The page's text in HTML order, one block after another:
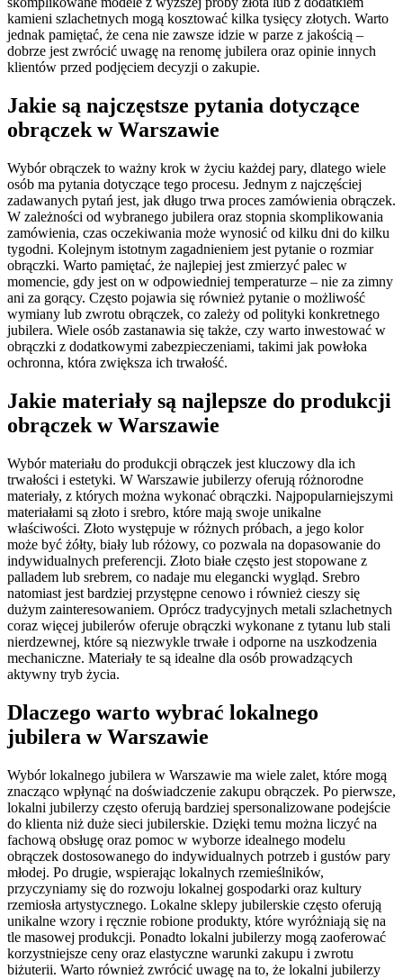
kamieni szlachetnych mogą kosztować kilka tysięcy złotych. Warto
jednak pamiętać, że cena nie zawsze idzie w parze z jakością –
dobrze jest zwrócić uwagę na renomę jubilera oraz opinie innych
klientów przed podjęciem decyzji o zakupie.
Jakie są najczęstsze pytania dotyczące
obrączek w Warszawie
Wybór obrączek to ważny krok w życiu każdej pary, dlatego wiele
osób ma pytania dotyczące tego procesu. Jednym z najczęściej
zadawanych pytań jest, jak długo trwa proces zamówienia obrączek.
W zależności od wybranego jubilera oraz stopnia skomplikowania
zamówienia, czas oczekiwania może wynosić od kilku dni do kilku
tygodni. Kolejnym istotnym zagadnieniem jest pytanie o rozmiar
obrączki. Warto pamiętać, że najlepiej jest zmierzyć palec w
momencie, gdy jest on w odpowiedniej temperaturze – nie za zimny
ani za gorący. Często pojawia się również pytanie o możliwość
wymiany lub zwrotu obrączek, co zależy od polityki konkretnego
jubilera. Wiele osób zastanawia się także, czy warto inwestować w
obrączki z dodatkowymi zabezpieczeniami, takimi jak powłoka
ochronna, która zwiększa ich trwałość.
Jakie materiały są najlepsze do produkcji
obrączek w Warszawie
Wybór materiału do produkcji obrączek jest kluczowy dla ich
trwałości i estetyki. W Warszawie jubilerzy oferują różnorodne
materiały, z których można wykonać obrączki. Najpopularniejszymi
materiałami są złoto i srebro, które mają swoje unikalne
właściwości. Złoto występuje w różnych próbach, a jego kolor
może być żółty, biały lub różowy, co pozwala na dopasowanie do
indywidualnych preferencji. Złoto białe często jest stopowane z
palladem lub srebrem, co nadaje mu elegancki wygląd. Srebro
natomiast jest bardziej przystępne cenowo i również cieszy się
dużym zainteresowaniem. Oprócz tradycyjnych metali szlachetnych
coraz więcej jubilerów oferuje obrączki wykonane z tytanu lub stali
nierdzewnej, które są niezwykle trwałe i odporne na uszkodzenia
mechaniczne. Materiały te są idealne dla osób prowadzących
aktywny tryb życia.
Dlaczego warto wybrać lokalnego
jubilera w Warszawie
Wybór lokalnego jubilera w Warszawie ma wiele zalet, które mogą
znacząco wpłynąć na doświadczenie zakupu obrączek. Po pierwsze,
lokalni jubilerzy często oferują bardziej spersonalizowane podejście
do klienta niż duże sieci jubilerskie. Dzięki temu można liczyć na
fachową obsługę oraz pomoc w wyborze idealnego modelu
obrączek dostosowanego do indywidualnych potrzeb i gustów pary
młodej. Po drugie, wspierając lokalnych rzemieślników,
przyczyniamy się do rozwoju lokalnej gospodarki oraz kultury
rzemiosła artystycznego. Lokalne sklepy jubilerskie często oferują
unikalne wzory i ręcznie robione produkty, które wyróżniają się na
tle masowej produkcji. Ponadto lokalni jubilerzy mogą zaoferować
korzystniejsze ceny oraz elastyczne warunki zakupu i zwrotu
biżuterii. Warto również zwrócić uwagę na to, że lokalni jubilerzy